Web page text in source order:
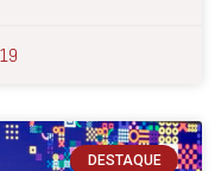
DESTAQUE